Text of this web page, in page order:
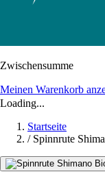
Zwischensumme
Meinen Warenkorb
Loading...
Startseite
/ Spinnrute